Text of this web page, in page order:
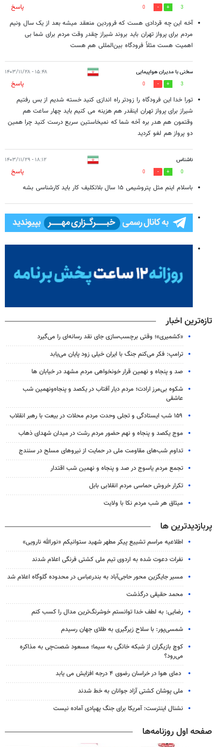
3
0
پاسخ
آخه این چه قردادی هست که فروردین منعقد میشه بعد از یک سال ونیم
مردم برای پرواز تهران باید بروند شیراز چقدر وقت مردم برای شما بی
اهمیت هست مثلاً فرودگاه بین‌المللی هم هست
سخنی با مدیران هواپیمایی ۱۵:۴۸ - ۱۴۰۳/۱۱/۲۸
3
0
پاسخ
تورا خدا این فرودگاه را زودتر راه اندازی کنید خسته شدیم از بس رفتیم
شیراز برای پرواز تهران اینقدر هم هزینه می کنیم باید چهار ساعت هم
وقتمون هم هدر بره آخه شما که نمیخاستین سریع درست کنید چرا همین
دو پرواز هم لغو کردید
ناشناس ۱۸:۱۲ - ۱۴۰۳/۱۱/۲۹
0
0
پاسخ
باسلام اینم مثل پتروشیمی ۱۵ سال بلاتکلیف کار باید کارشناسی بشه
تازه‌ترین اخبار
«کشمیری»؛ وقتی برچسب‌سازی جای نقد رسانه‌ای را می‌گیرد
ترامپ: فکر می‌کنم جنگ با ایران خیلی زود پایان می‌یابد
صد و پنجاه و نهمین قرار خونخواهی مردم مشهد در خیابان ها
شکوه بی‌مرز ارادت؛ مردم دیار آفتاب در یکصد و پنجاه‌ونهمین شب
عاشقی
۱۵۹ شب ایستادگی و تجلی وحدت مردم محلات در بیعت با رهبر انقلاب
موج یکصد و پنجاه و نهم حضور مردم رشت در میدان شهدای ذهاب
تداوم شب‌های مقاومت ملی در حمایت از نیروهای مسلح در سنندج
تجمع مردم یاسوج در صد و پنجاه و نهمین شب اقتدار
تکرار خروش حماسی مردم انقلابی بابل
میثاق هر شب مردم نکا با ولایت
پربازدیدترین ها
اطلاعیه مراسم تشییع پیکر مطهر شهید ستوانیکم «نورالله نارویی»
نفرات دعوت شده به اردوی تیم ملی کشتی فرنگی اعلام شدند
مسیر جایگزین محور حاجی‌آباد به بندرعباس در محدوده گلوگاه اعلام شد
محمد حقیقی درگذشت
رضایی: به لطف خدا توانستم خوشرنگ‌ترین مدال را کسب کنم
شمسی‌پور: با سلاح زیرگیری به طلای جهان رسیدم
کوچ بازیگران از شبکه خانگی به سیما؛ مسعود شصت‌چی به مذاکره
می‌رود؟
دمای هوا در خراسان رضوی ۴ درجه افزایش می یابد
ملی پوشان کشتی آزاد جوانان به خط شدند
نشنال اینترست: آمریکا برای جنگ پهپادی آماده نیست
صفحه اول روزنامه‌ها